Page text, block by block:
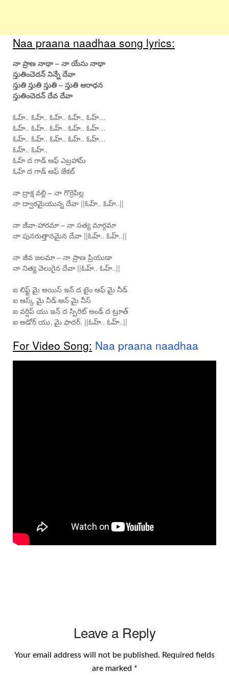
Naa praana naadhaa song lyrics:
నా ప్రాణ నాథా – నా యేసు నాథా
స్తుతించెదన్ నిన్నే దేవా
స్తుతి స్తుతి స్తుతి – స్తుతి ఆరాధన
స్తుతించెదన్ దేవ దేవా
ఓహ్.. ఓహ్.. ఓహ్.. ఓహ్.. ఓహ్…
ఓహ్.. ఓహ్.. ఓహ్.. ఓహ్.. ఓహ్…
ఓహ్.. ఓహ్.. ఓహ్.. ఓహ్.. ఓహ్…
ఓహ్.. ఓహ్..
ఓహ్ ద గాడ్ ఆఫ్ ఎబ్రహామ్
ఓహ్ ద గాడ్ ఆఫ్ జేకబ్
నా ద్రాక్ష వల్లి – నా గొర్రెపిల్ల
నా ద్వారమైయున్న దేవా ||ఓహ్.. ఓహ్..||
నా జీవా-హారమా – నా సత్య మార్గమా
నా పునరుత్తానమైన దేవా ||ఓహ్.. ఓహ్..||
నా జీవ జలమా – నా ప్రాణ ప్రియుడా
నా నిత్య వెలుగైన దేవా ||ఓహ్.. ఓహ్..||
ఐ లిఫ్ట్ మై అయిస్ ఇన్ ద టైం ఆఫ్ మై నీడ్
ఐ ఆస్క్ మై నీడ్ ఆన్ మై నీస్
ఐ వర్షిప్ యు ఇన్ ద స్పిరిట్ అండ్ ద ట్రూత్
ఐ అడోర్ యు, మై ఫాదర్. ||ఓహ్.. ఓహ్..||
For Video Song: Naa praana naadhaa
Leave a Reply
Your email address will not be published. Required fields
are marked *